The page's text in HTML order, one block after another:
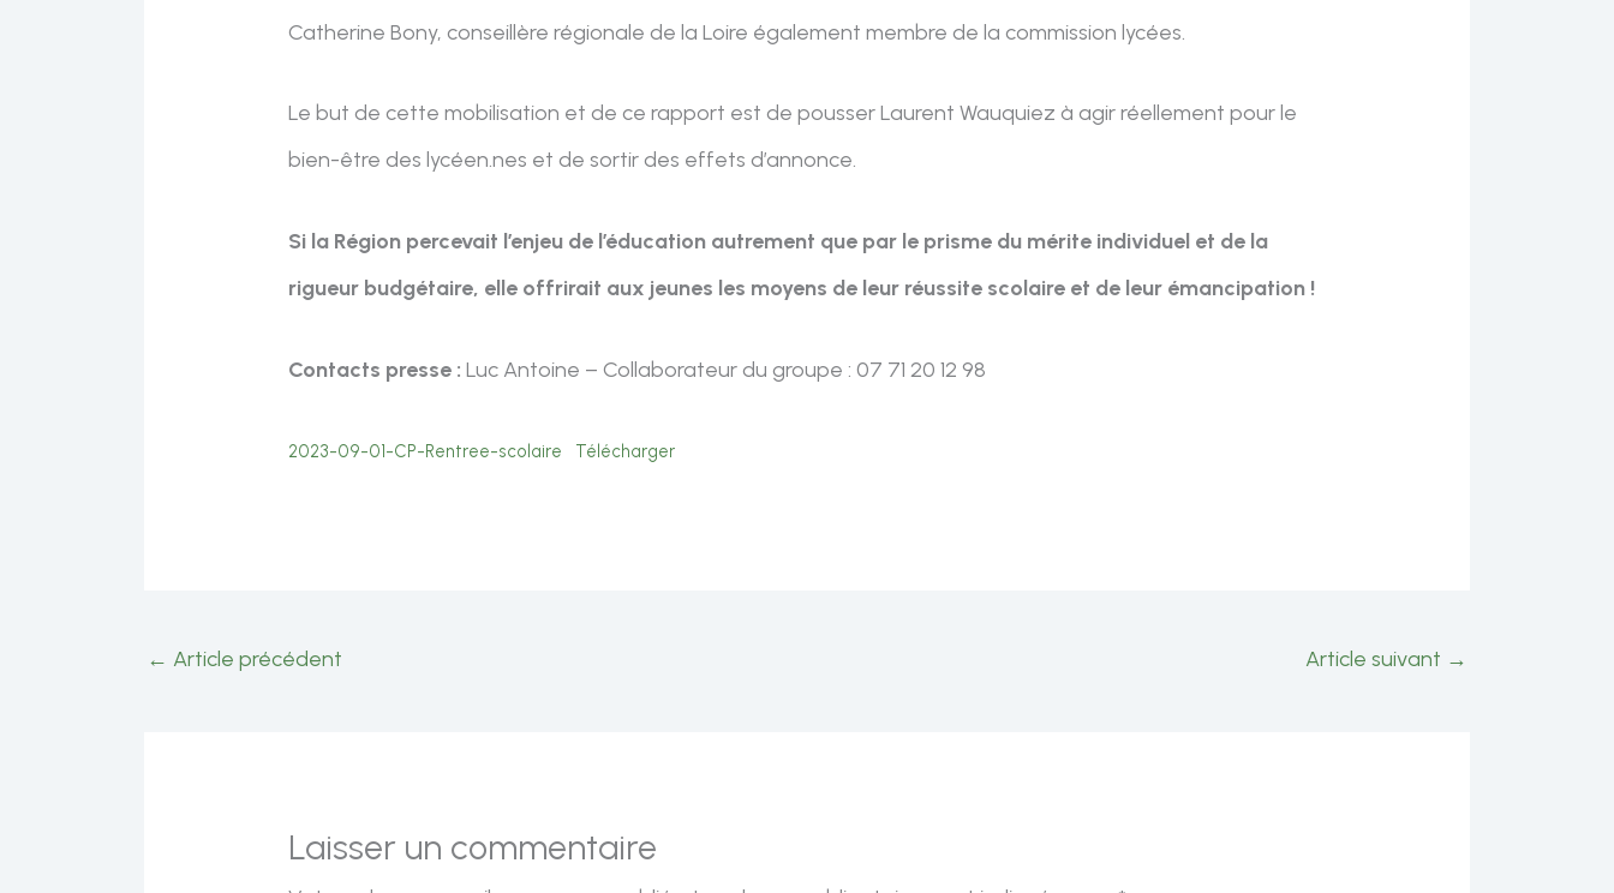
Catherine Bony, conseillère régionale de la Loire également membre de la commission lycées.
Le but de cette mobilisation et de ce rapport est de pousser Laurent Wauquiez à agir réellement pour le
bien-être des lycéen.nes et de sortir des effets d’annonce.
Si la Région percevait l’enjeu de l’éducation autrement que par le prisme du mérite individuel et de la
rigueur budgétaire, elle offrirait aux jeunes les moyens de leur réussite scolaire et de leur émancipation !
Contacts presse :Luc Antoine – Collaborateur du groupe : 07 71 20 12 98
2023-09-01-CP-Rentree-scolaire Télécharger
← Article précédent Article suivant →
Laisser un commentaire